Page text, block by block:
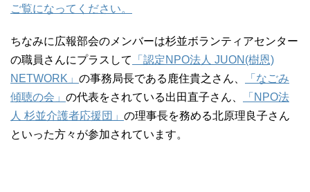
ご覧になってください。
ちなみに広報部会のメンバーは杉並ボランティアセンター
の職員さんにプラスして
「認定NPO法人 JUON(樹恩)
NETWORK」 の事務局長である鹿住貴之さん、
「なごみ
傾聴の会」 の代表をされている出田直子さん、
「NPO法
人 杉並介護者応援団」 の理事長を務める北原理良子さん
といった方々が参加されています。